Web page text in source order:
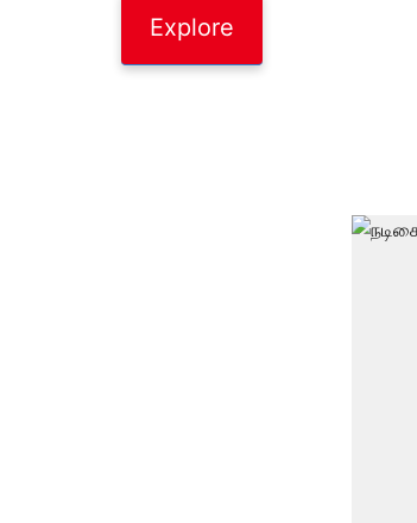
Explore